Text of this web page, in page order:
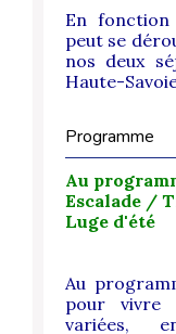
En
peut se
nos deux
Haute-
Programme
Au
Escalade /
Luge d'été
Au
pour vivre
variées,